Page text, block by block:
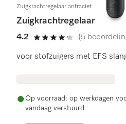
Zuigkrachtregelaar antraciet
Zuigkrachtregelaar
4.2
4.2 sterren op 5
(5
voor stofzuigers met EFS
Op voorraad: op werkdagen
vandaag verstuurd